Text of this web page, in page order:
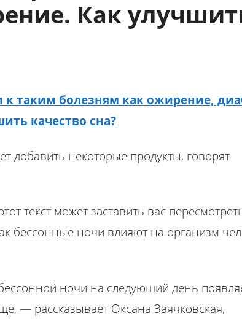
Как
добавить некоторые продукты, говорят
текст может заставить вас
бессонные ночи влияют на организм
ночи на следующий день
— рассказывает Оксана Заячковская,